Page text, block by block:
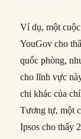
Ví dụ, một
YouGov cho
quốc phòng,
cho lĩnh vực
chi khác của
Tương tự, một
Ipsos cho thấy